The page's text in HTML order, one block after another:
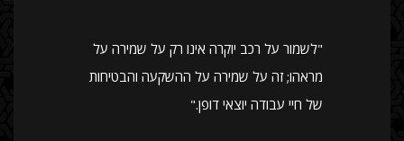
"לשמור על רכב יוקרה אינו רק על שמירה על
מראהו; זה על שמירה על ההשקעה והבטיחות
של חיי עבודה יוצאי דופן."